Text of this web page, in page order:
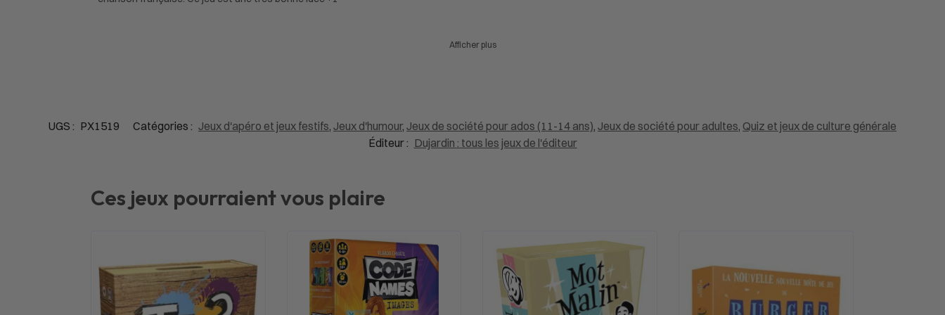
Afficher plus
UGS : PX1519 Catégories : Jeux d'apéro et jeux festifs, Jeux d'humour, Jeux de société pour ados (11-14 ans), Jeux de société pour adultes, Quiz et jeux de culture générale
Éditeur : Dujardin : tous les jeux de l'éditeur
Ces jeux pourraient vous plaire